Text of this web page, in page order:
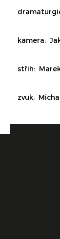
kamera:
střih:
zvuk: